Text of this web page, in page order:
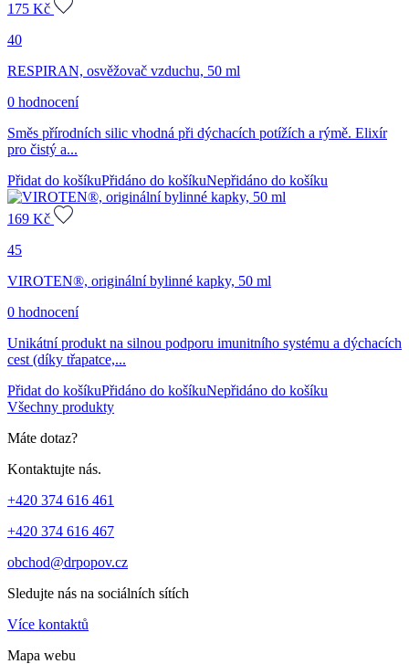
175 Kč
40
RESPIRAN, osvěžovač vzduchu, 50 ml
0 hodnocení
Směs přírodních silic vhodná při dýchacích potížích a rýmě. Elixír
pro čistý a...
Přidat do košíkuPřidáno do košíkuNepřidáno do košíku
169 Kč
45
VIROTEN®, originální bylinné kapky, 50 ml
0 hodnocení
Unikátní produkt na silnou podporu imunitního systému a dýchacích
cest (díky třapatce,...
Přidat do košíkuPřidáno do košíkuNepřidáno do košíku
Všechny produkty
Máte dotaz?
Kontaktujte nás.
+420 374 616 461
+420 374 616 467
obchod@drpopov.cz
Sledujte nás na sociálních sítích
Více kontaktů
Mapa webu